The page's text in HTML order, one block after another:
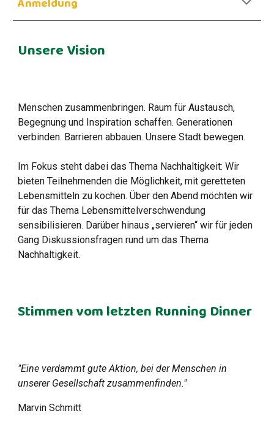
Anmeldung
Unsere Vision
Menschen zusammenbringen. Raum für Austausch,
Begegnung und Inspiration schaffen. Generationen
verbinden. Barrieren abbauen. Unsere Stadt bewegen.
Im Fokus steht dabei das Thema Nachhaltigkeit: Wir
bieten Teilnehmenden die Möglichkeit, mit geretteten
Lebensmitteln zu kochen. Über den Abend möchten wir
für das Thema Lebensmittelverschwendung
sensibilisieren. Darüber hinaus „servieren“ wir für jeden
Gang Diskussionsfragen rund um das Thema
Nachhaltigkeit.
Stimmen vom letzten Running Dinner
"Eine verdammt gute Aktion, bei der Menschen in
unserer Gesellschaft zusammenfinden."
Marvin Schmitt